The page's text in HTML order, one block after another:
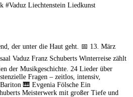
der unter die Haut geht. 📅 13. März
Vaduz Franz Schuberts Winterreise zählt
der Musikgeschichte. 24 Lieder über
Fragen – zeitlos, intensiv,
🎹 Evgenia Fölsche Ein
Meisterwerk mit großer Tiefe und